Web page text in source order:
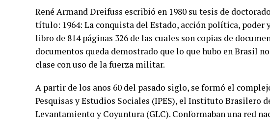
René Armand Dreifuss escribió en 1980 su tesis de
título: 1964: La conquista del Estado, acción política, poder
libro de 814 páginas 326 de las cuales son copias de
documentos queda demostrado que lo que hubo en Brasil
clase con uso de la fuerza militar.
A partir de los años 60 del pasado siglo, se formó el
Pesquisas y Estudios Sociales (IPES), el Instituto Brasilero
Levantamiento y Coyuntura (GLC). Conformaban una red